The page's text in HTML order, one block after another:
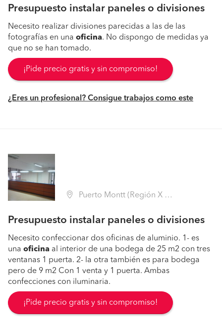
Presupuesto instalar paneles o divisiones
Necesito realizar divisiones parecidas a las de las
fotografías en una oficina. No dispongo de medidas ya
que no se han tomado.
¡Pide precio gratis y sin compromiso!
¿Eres un profesional? Consigue trabajos como este
Puerto Montt (Región X Los Lagos - Llanquihue)
Presupuesto instalar paneles o divisiones
Necesito confeccionar dos oficinas de aluminio. 1- es
una oficina al interior de una bodega de 25 m2 con tres
ventanas 1 puerta. 2- la otra también es para bodega
pero de 9 m2 Con 1 venta y 1 puerta. Ambas
confecciones con iluminaria.
¡Pide precio gratis y sin compromiso!